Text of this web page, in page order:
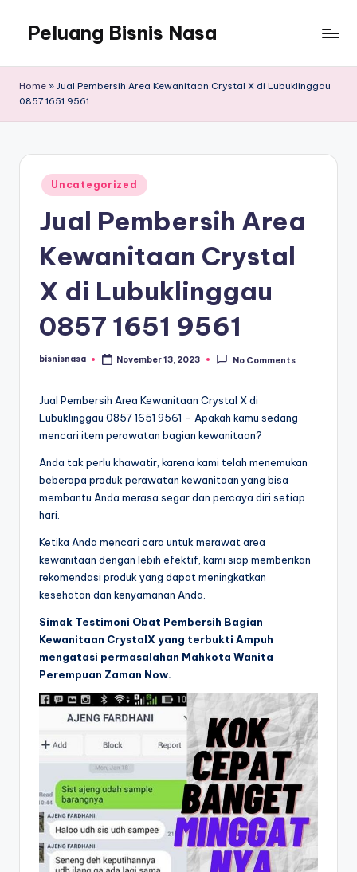
Peluang Bisnis Nasa
Home » Jual Pembersih Area Kewanitaan Crystal X di Lubuklinggau
0857 1651 9561
Posted
in
Uncategorized
Jual Pembersih Area
Kewanitaan Crystal
X di Lubuklinggau
0857 1651 9561
Posted
bisnisnasa November 13, 2023 No Comments
Jual Pembersih Area Kewanitaan Crystal X di
Lubuklinggau 0857 1651 9561 – Apakah kamu sedang
mencari item perawatan bagian kewanitaan?
Anda tak perlu khawatir, karena kami telah menemukan
beberapa produk perawatan kewanitaan yang bisa
membantu Anda merasa segar dan percaya diri setiap
hari.
Ketika Anda mencari cara untuk merawat area
kewanitaan dengan lebih efektif, kami siap memberikan
rekomendasi produk yang dapat meningkatkan
kesehatan dan kenyamanan Anda.
Simak Testimoni Obat Pembersih Bagian
Kewanitaan CrystalX yang terbukti Ampuh
mengatasi permasalahan Mahkota Wanita
Perempuan Zaman Now.